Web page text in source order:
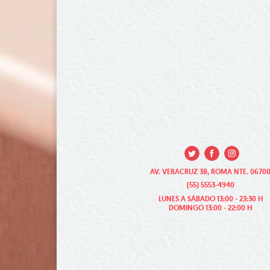
AV. VERACRUZ 38, ROMA NTE.
(55) 5553-4940
LUNES A SÁBADO 13:00 - 23:30 H
DOMINGO 13:00 - 22:00 H